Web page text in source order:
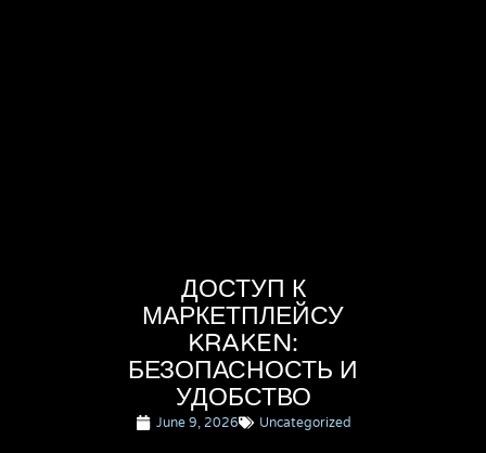
ДОСТУП К
МАРКЕТПЛЕЙСУ
KRAKEN:
БЕЗОПАСНОСТЬ И
УДОБСТВО
June 9, 2026 Uncategorized